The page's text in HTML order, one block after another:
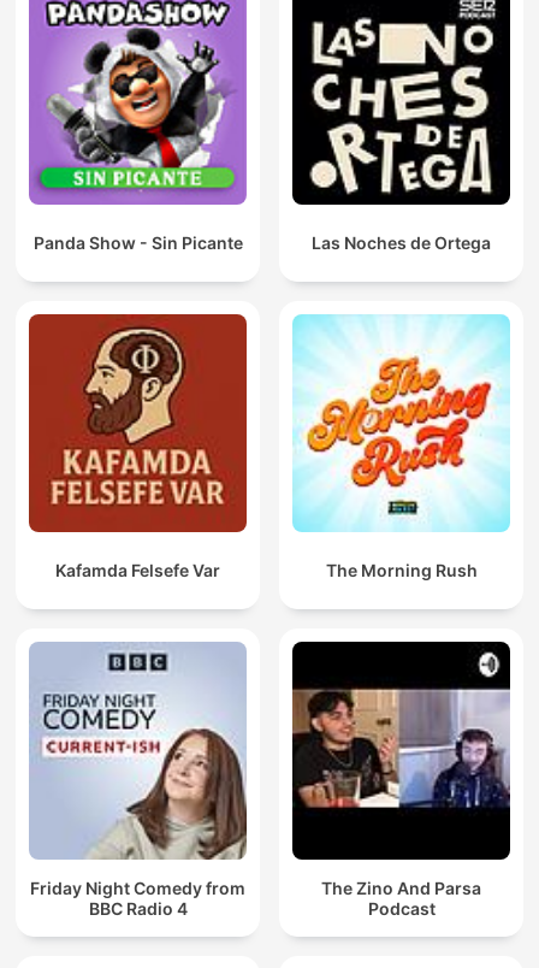
Panda Show - Sin Picante Las Noches de Ortega
Kafamda Felsefe Var The Morning Rush
Friday Night Comedy from
BBC Radio 4
The Zino And Parsa
Podcast